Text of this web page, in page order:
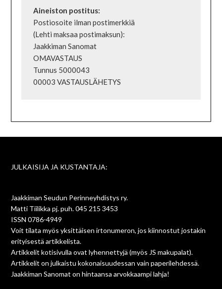
Postiosoite ilman postimerkkiä
(Lehti maksaa postimaksun):
Jaakkiman Sanomat
OMAVASTAUS
Tunnus 5000043
JULKAISIJA JA KUSTANTAJA:
Jaakkiman Seudun Perinneyhdistys ry.
Matti Tiilikka pj. puh. 045 215 3453
ISSN 0786-4949
Voit tilata myös yksittäisen irtonumeron, jos kiinnostut jostakin
erityisestä artikkelista.
Artikkelit kotisivulla ovat lyhennettyjä (myös JS makupalat).
Artikkelit on julkaistu kokonaisuudessan vain paperilehdessä.
Jaakkiman Sanomat on hintaansa arvokkaampi lahja!